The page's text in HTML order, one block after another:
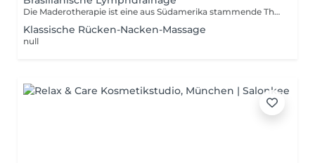
Die Maderotherapie ist eine aus Südamerika stammende Therapie, welche Fett-, Cellulite- und Muskelbereiche gezielt beeinflusst. Sie definiert Proportionen des Körpers und reduziert den Umfang. Je nach Einstufung Ihrer Cellulite benötigen Sie möglicherweise eine Serie von 10 bis 15 Behandlungssitzungen, um die besten Ergebnisse zu erzielen. Die Behandlungen erfolgen 2-3 mal pro Woche und die Ergebnisse werden ab der dritten Sitzung sichtbar. Bekämpfung der Cellulite Stoffwechselanregung Lymphstimulation Fettverbrenung Entgiftung des Körpers Cellulite ist eines der meistverbreiteten Beauty-Probleme. Durch die Behandlung wird die Gewebestruktur verbessert und es können sichtbare Ergebnisse erzielt werden. Wenn du den Schönheitsmakel behandeln lassen möchtest, dann lass dich umfassend beraten. WICHTIG: Wenn Sie die besten Ergebnisse der Holzmassage erzielen möchten, kombinieren Sie die Behandlung unbedingt mit Sport und einer gesunden Ernährung. Andernfalls werden Sie von den Ergebnissen enttäuscht sein.
Klassische Rücken-Nacken-Massage
null